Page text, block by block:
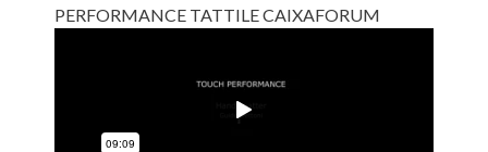
PERFORMANCE TATTILE CAIXAFORUM